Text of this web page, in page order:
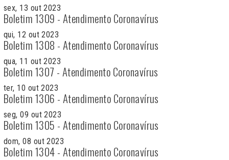
sex, 13 out 2023
Boletim 1309 - Atendimento Coronavírus
qui, 12 out 2023
Boletim 1308 - Atendimento Coronavírus
qua, 11 out 2023
Boletim 1307 - Atendimento Coronavírus
ter, 10 out 2023
Boletim 1306 - Atendimento Coronavírus
seg, 09 out 2023
Boletim 1305 - Atendimento Coronavírus
dom, 08 out 2023
Boletim 1304 - Atendimento Coronavírus